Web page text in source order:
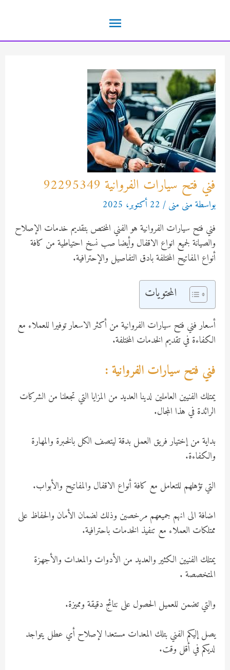
المحتوى
القائمة
الرئيسية
فني فتح سيارات الفروانية 92295349
بواسطة منى منى/ 22 أكتوبر، 2025
فني فتح سيارات الفروانية هو الفني المختص بتقديم خدمات الإصلاح
والصيانة لجميع انواع الاقفال وأيضا صب نسخ احتياطية من كافة
أنواع المفاتيح المختلفة بادق التفاصيل والإحترافية.
المحتويات
أسعار فني فتح سيارات الفروانية من أكثر الاسعار توفيرا للعملاء مع
الكفاءة في تقديم الخدمات المختلفة.
فني فتح سيارات الفروانية :
يمتلك الفنيين العاملين لدينا العديد من المزايا التي تجعلنا من الشركات
الرائدة في هذا المجال.
بداية من إختيار فريق العمل بدقة ليتصف الكل بالخبرة والمهارة
والكفاءة.
التي تؤهلهم للتعامل مع كافة أنواع الاقفال والمفاتيح والأبواب.
اضافة الى انهم جميعهم مرخصين وذلك لضمان الأمان والحفاظ على
ممتلكات العملاء مع تنفيذ الخدمات باحترافية.
يمتلك الفنيين الكثير والعديد من الأدوات والمعدات والأجهزة
المتخصصة .
والتي تضمن للعميل الحصول على نتائج دقيقة ومميزة.
يصل إليكم الفني بتلك المعدات مستعدا لإصلاح أي عطل يتواجد
لديكم في أقل وقت.